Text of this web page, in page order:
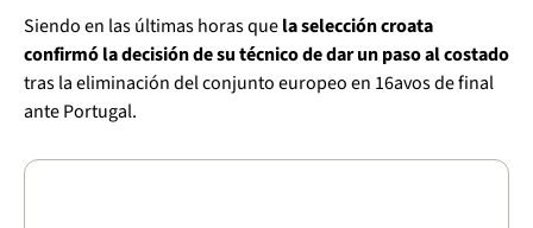
Siendo en las últimas horas quela selección croata
confirmó la decisión de su técnico de dar un paso al costado
tras la eliminación del conjunto europeo en 16avos de final
ante Portugal.